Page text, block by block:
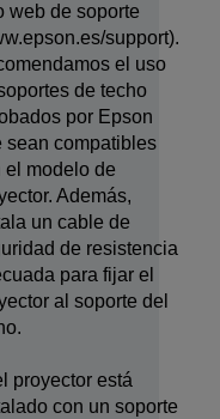
web de soporte
support).
el uso
de techo
por Epson
sean compatibles
el modelo de
Además,
un cable de
de resistencia
para fijar el
al soporte del
proyector está
con un soporte